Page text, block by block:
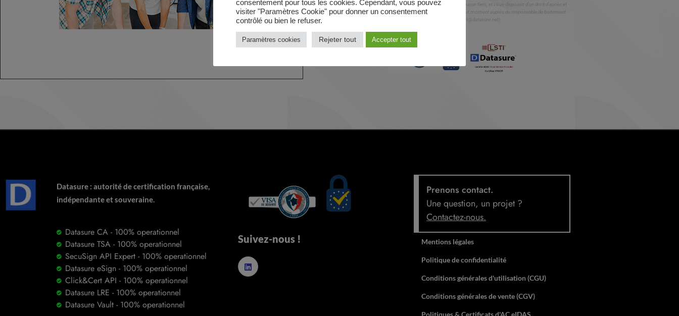
d’information précontractuelles. Elles ne sont transmises à aucun tiers, et vous disposez d’un droit d’accès et
de rectification les concernant que vous pouvez exercer à tout moment auprès du responsable de traitement
DATASURE SARL, 8 rue Alfred Maurel 34120 Pézenas (contact@datasure.net)
Datasure : autorité de certification française,
indépendante et souveraine.
Datasure CA - 100% operationnel
Datasure TSA - 100% operationnel
SecuSign API Expert - 100% operationnel
Datasure eSign - 100% operationnel
Click&Cert API - 100% operationnel
Datasure LRE - 100% operationnel
Datasure Vault - 100% operationnel
Suivez-nous !
Prenons contact.
Une question, un projet ?
Contactez-nous.
Mentions légales
Politique de confidentialité
Conditions générales d'utilisation (CGU)
Conditions générales de vente (CGV)
consentement pour tous les cookies. Cependant, vous pouvez
visiter "Paramètres Cookie" pour donner un consentement
contrôlé ou bien le refuser.
Paramètres cookies Rejeter tout Accepter tout